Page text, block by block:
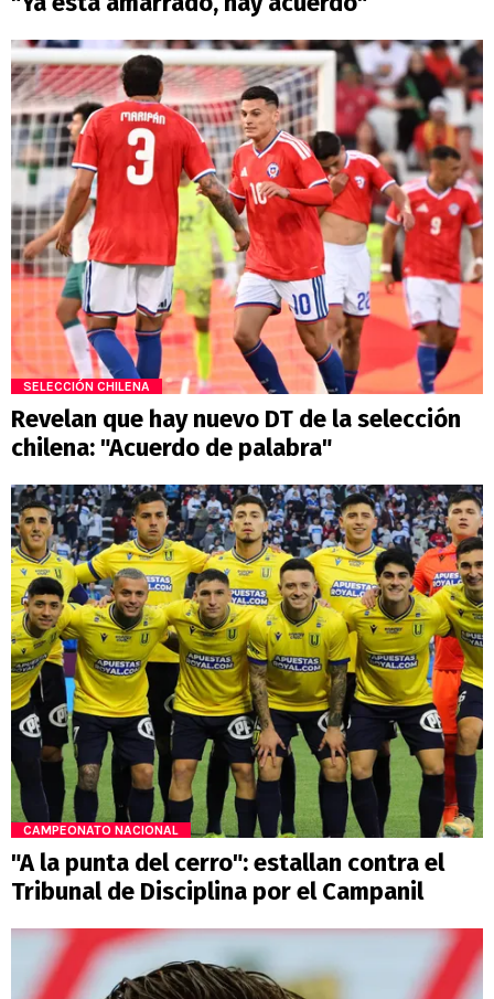
SELECCIÓN CHILENA
Revelan que hay nuevo DT de la selección
chilena: "Acuerdo de palabra"
CAMPEONATO NACIONAL
"A la punta del cerro": estallan contra el
Tribunal de Disciplina por el Campanil